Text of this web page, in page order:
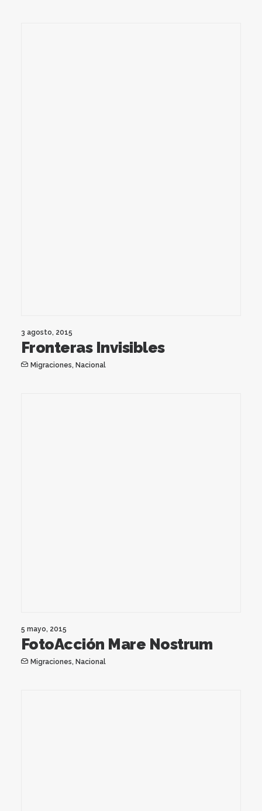
3 agosto, 2015
Fronteras Invisibles
Migraciones, Nacional
5 mayo, 2015
FotoAcción Mare Nostrum
Migraciones, Nacional